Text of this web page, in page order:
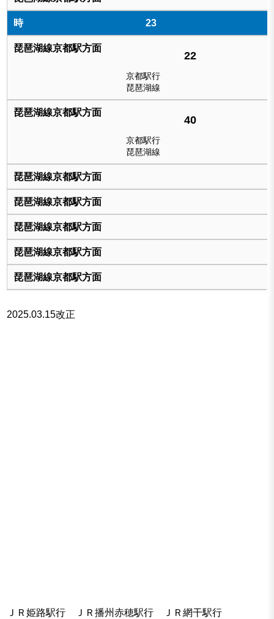
23
22
京都駅行
琵琶湖線
40
京都駅行
琵琶湖線
2025.03.15改正
ＪＲ姫路駅行 ＪＲ播州赤穂駅行 ＪＲ網干駅行